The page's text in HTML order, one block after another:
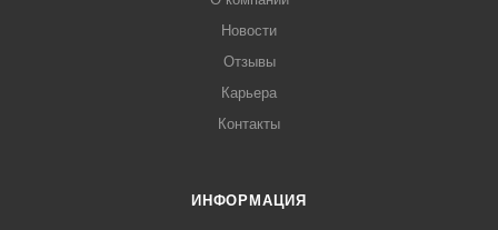
Новости
Отзывы
Карьера
Контакты
ИНФОРМАЦИЯ